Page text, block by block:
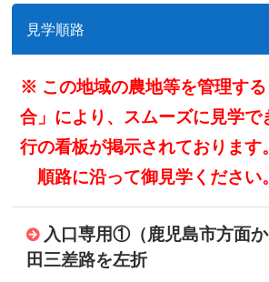
見学順路
※ この地域の農地等を管理する
合」により、スムーズに見学で
行の看板が掲示されております。
順路に沿って御見学ください。
入口専用①（鹿児島市方
田三差路を左折